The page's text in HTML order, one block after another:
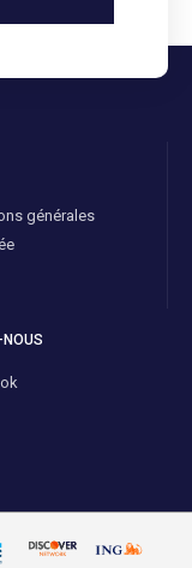
générales